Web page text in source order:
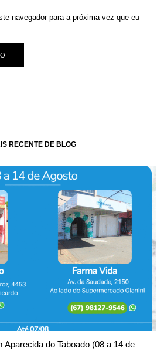
navegador para a próxima vez que eu
RECENTE DE BLOG
Aparecida do Taboado (08 a 14 de